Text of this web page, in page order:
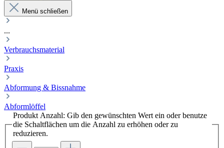
Menü schließen
...
Verbrauchsmaterial
Praxis
Abformung & Bissnahme
Abformlöffel
Produkt Anzahl: Gib den gewünschten Wert ein oder benutze
die Schaltflächen um die Anzahl zu erhöhen oder zu
reduzieren.